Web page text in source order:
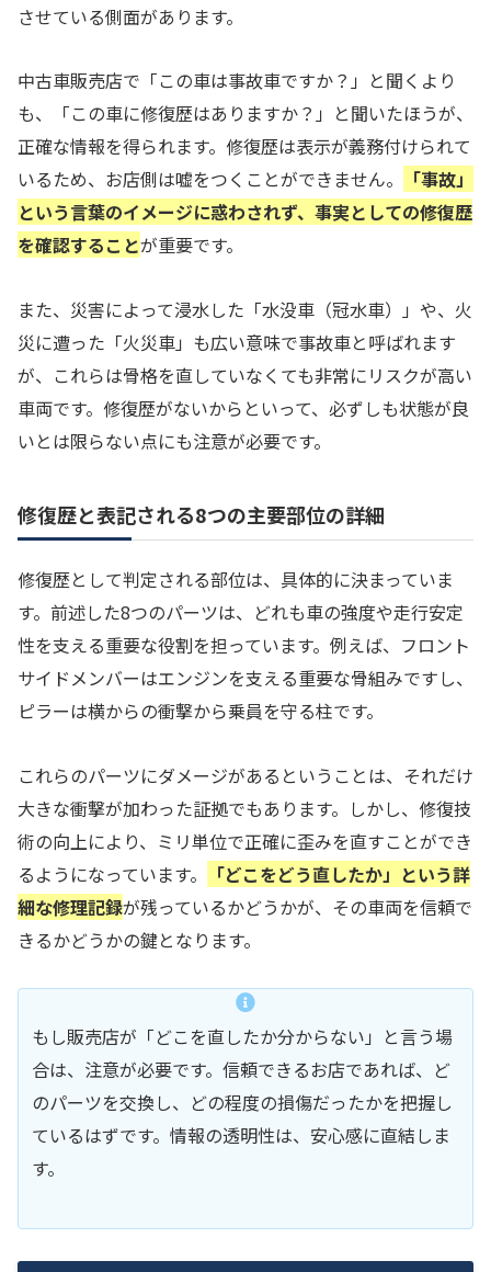
させている側面があります。
中古車販売店で「この車は事故車ですか？」と聞くより
も、「この車に修復歴はありますか？」と聞いたほうが、
正確な情報を得られます。修復歴は表示が義務付けられて
いるため、お店側は嘘をつくことができません。
「事故」
という言葉のイメージに惑わされず、事実としての修復歴
を確認することが重要です。
また、災害によって浸水した「水没車（冠水車）」や、火
災に遭った「火災車」も広い意味で事故車と呼ばれます
が、これらは骨格を直していなくても非常にリスクが高い
車両です。修復歴がないからといって、必ずしも状態が良
いとは限らない点にも注意が必要です。
修復歴と表記される8つの主要部位の詳細
修復歴として判定される部位は、具体的に決まっていま
す。前述した8つのパーツは、どれも車の強度や走行安定
性を支える重要な役割を担っています。例えば、フロント
サイドメンバーはエンジンを支える重要な骨組みですし、
ピラーは横からの衝撃から乗員を守る柱です。
これらのパーツにダメージがあるということは、それだけ
大きな衝撃が加わった証拠でもあります。しかし、修復技
術の向上により、ミリ単位で正確に歪みを直すことができ
るようになっています。
「どこをどう直したか」という詳
細な修理記録が残っているかどうかが、その車両を信頼で
きるかどうかの鍵となります。
もし販売店が「どこを直したか分からない」と言う場
合は、注意が必要です。信頼できるお店であれば、ど
のパーツを交換し、どの程度の損傷だったかを把握し
ているはずです。情報の透明性は、安心感に直結しま
す。